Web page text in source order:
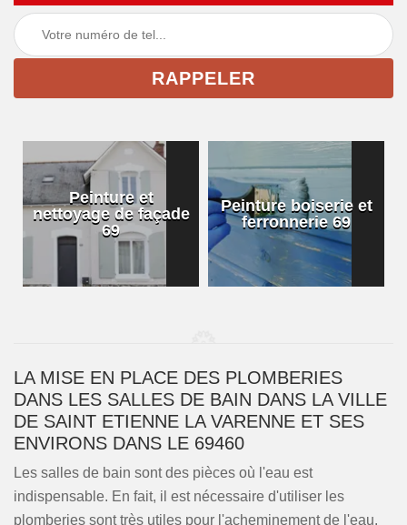
Peinture et
nettoyage de façade
69
Peinture boiserie et
ferronnerie 69
LA MISE EN PLACE DES PLOMBERIES
DANS LES SALLES DE BAIN DANS LA VILLE
DE SAINT ETIENNE LA VARENNE ET SES
ENVIRONS DANS LE 69460
Les salles de bain sont des pièces où l'eau est
indispensable. En fait, il est nécessaire d'utiliser les
plomberies sont très utiles pour l'acheminement de l'eau.